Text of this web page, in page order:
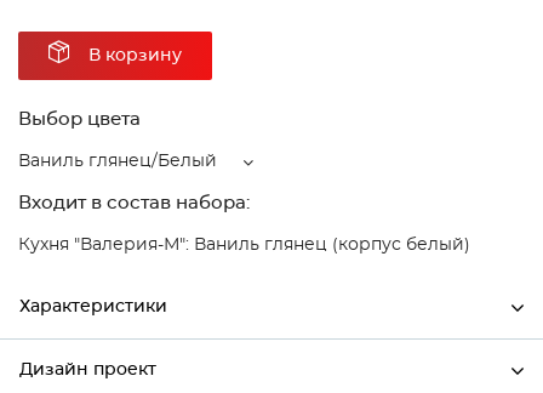
В корзину
Выбор цвета
Ваниль глянец/Белый
Входит в состав набора:
Кухня "Валерия-М": Ваниль глянец (корпус белый)
Характеристики
Ширина
Дизайн проект